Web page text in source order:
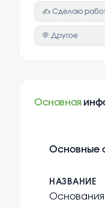
✍️ Сделаю
💬 Другое
Основная
Основные
НАЗВАНИЕ